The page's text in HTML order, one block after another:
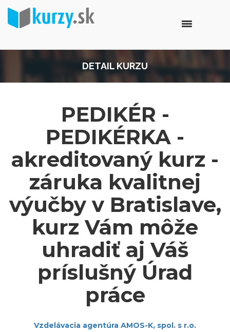
DETAIL KURZU
PEDIKÉR -
PEDIKÉRKA -
akreditovaný kurz -
záruka kvalitnej
výučby v Bratislave,
kurz Vám môže
uhradiť aj Váš
príslušný Úrad
práce
Vzdelávacia agentúra AMOS-K, spol. s r.o.